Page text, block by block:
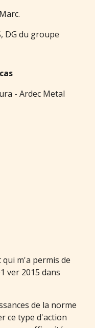
DG du groupe
- Ardec Metal
m'a permis de
ver 2015 dans
de la norme
ce type d'action